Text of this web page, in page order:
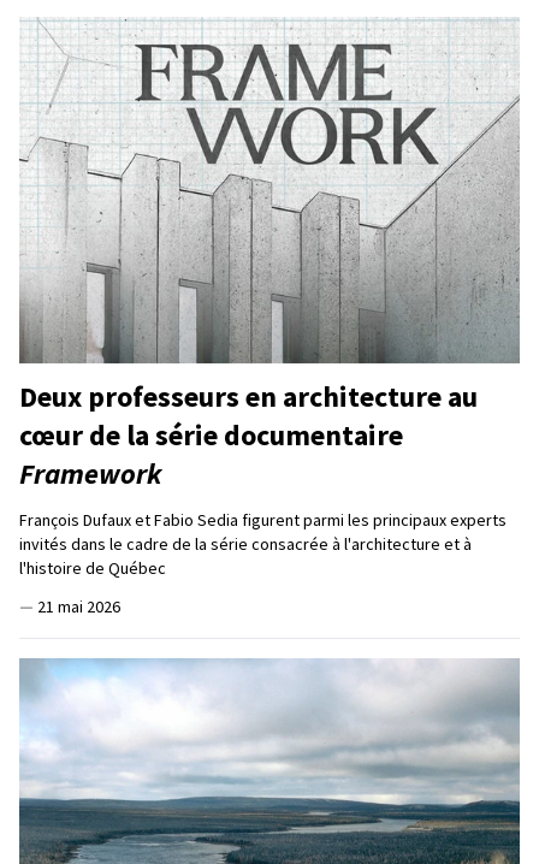
Deux professeurs en architecture au
cœur de la série documentaire
Framework
François Dufaux et Fabio Sedia figurent parmi les principaux experts
invités dans le cadre de la série consacrée à l'architecture et à
l'histoire de Québec
— 21 mai 2026